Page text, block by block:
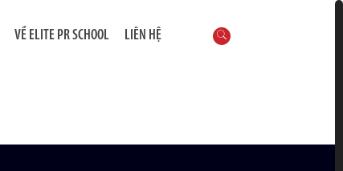
VỀ ELITE PR SCHOOL LIÊN HỆ